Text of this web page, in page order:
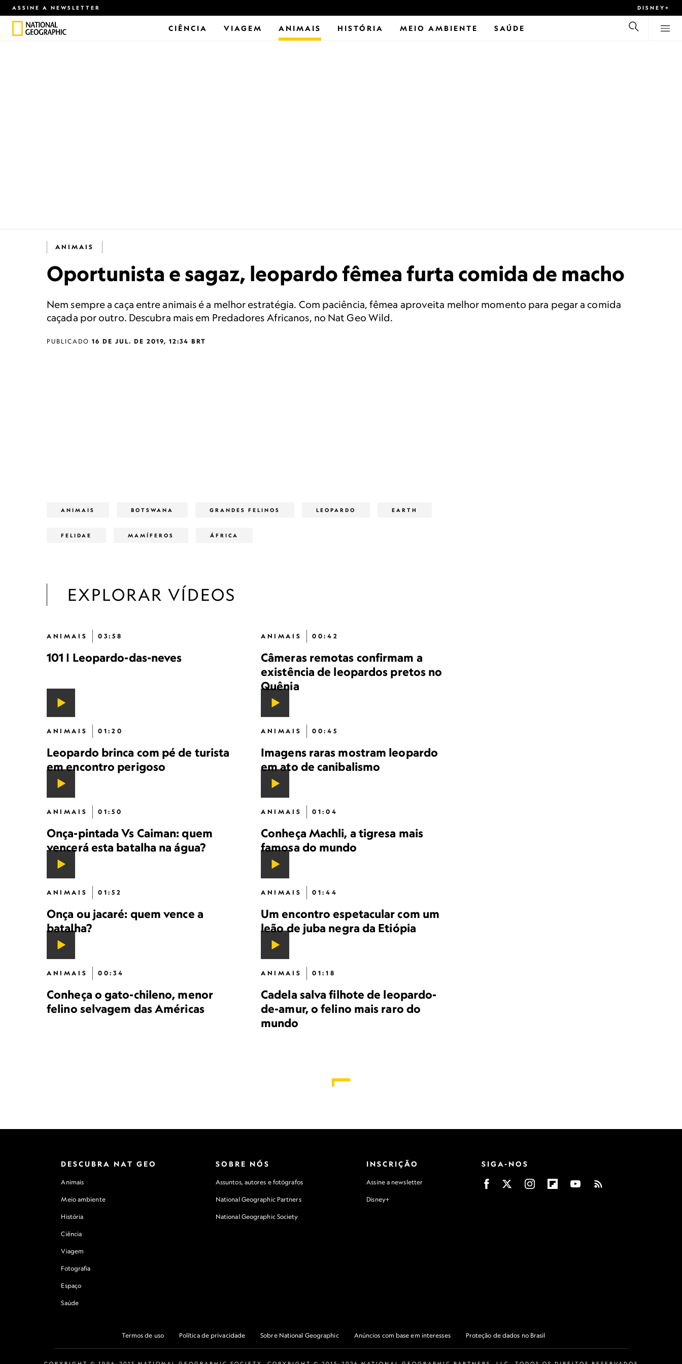
ASSINE A NEWSLETTER DISNEY+
CIÊNCIA VIAGEM ANIMAIS HISTÓRIA MEIO AMBIENTE SAÚDE
ANIMAIS
Oportunista e sagaz, leopardo fêmea furta comida de macho
Nem sempre a caça entre animais é a melhor estratégia. Com paciência, fêmea aproveita melhor momento para pegar a comida
caçada por outro. Descubra mais em Predadores Africanos, no Nat Geo Wild.
PUBLICADO 16 DE JUL. DE 2019, 12:34 BRT
ANIMAIS BOTSWANA GRANDES FELINOS LEOPARDO EARTH
FELIDAE MAMÍFEROS ÁFRICA
EXPLORAR VÍDEOS
ANIMAIS 03:58
101 | Leopardo-das-neves
ANIMAIS 00:42
Câmeras remotas confirmam a
existência de leopardos pretos no
Quênia
ANIMAIS 01:20
Leopardo brinca com pé de turista
em encontro perigoso
ANIMAIS 00:45
Imagens raras mostram leopardo
em ato de canibalismo
ANIMAIS 01:50
Onça-pintada Vs Caiman: quem
vencerá esta batalha na água?
ANIMAIS 01:04
Conheça Machli, a tigresa mais
famosa do mundo
ANIMAIS 01:52
Onça ou jacaré: quem vence a
batalha?
ANIMAIS 01:44
Um encontro espetacular com um
leão de juba negra da Etiópia
ANIMAIS 00:34
Conheça o gato-chileno, menor
felino selvagem das Américas
ANIMAIS 01:18
Cadela salva filhote de leopardo-
de-amur, o felino mais raro do
mundo
DESCUBRA NAT GEO
Animais
Meio ambiente
História
Ciência
Viagem
Fotografia
Espaço
Saúde
SOBRE NÓS
Assuntos, autores e fotógrafos
National Geographic Partners
National Geographic Society
INSCRIÇÃO
Assine a newsletter
Disney+
SIGA-NOS
Termos de uso Política de privacidade Sobre National Geographic Anúncios com base em interesses Proteção de dados no Brasil